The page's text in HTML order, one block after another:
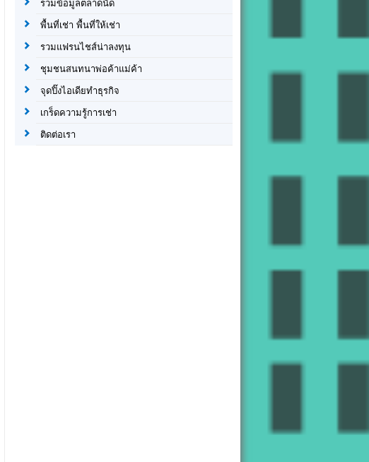
รวมข้อมูลตลาดนัด
พื้นที่เช่า พื้นที่ให้เช่า
รวมแฟรนไชส์น่าลงทุน
ชุมชนสนทนาพ่อค้าแม่ค้า
จุดปิ๊งไอเดียทำธุรกิจ
เกร็ดความรู้การเช่า
ติดต่อเรา